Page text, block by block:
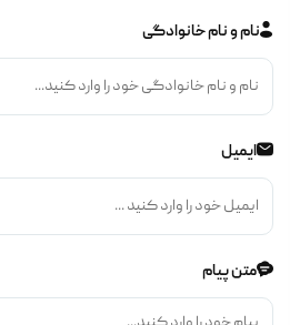
نام و نام خانوادگی
ایمیل
متن پیام